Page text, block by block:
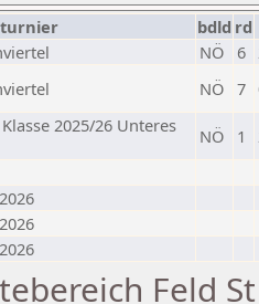
turnier bdld rd
NÖ 6
NÖ 7
2025/26 Unteres
NÖ 1
Feld